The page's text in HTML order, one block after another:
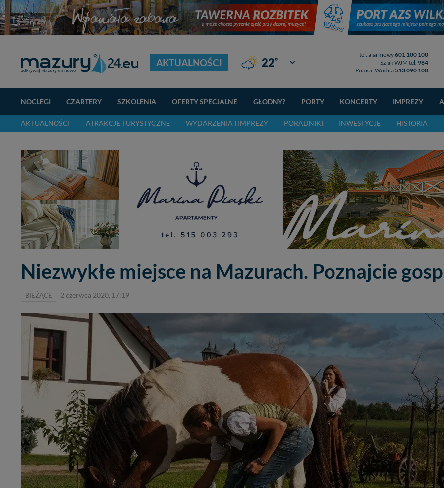
AKTUALNOŚCI 22° Giżycko
tel. alarmowy601 100 100
Szlak WJM tel. 984
Pomoc Wodna 513 090 100
NOCLEGI CZARTERY SZKOLENIA OFERTY SPECJALNE GŁODNY? PORTY KONCERTY IMPREZY
AKTUALNOŚCI ATRAKCJE TURYSTYCZNE WYDARZENIA I IMPREZY PORADNIKI INWESTYCJE HISTORIA
Niezwykłe miejsce na Mazurach. Poznajcie
BIEŻĄCE 2 czerwca 2020, 17:19